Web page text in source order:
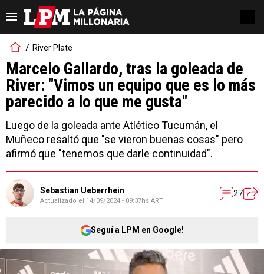
River Plate
Marcelo Gallardo, tras la goleada de
River: "Vimos un equipo que es lo más
parecido a lo que me gusta"
Luego de la goleada ante Atlético Tucumán, el
Muñeco resaltó que "se vieron buenas cosas" pero
afirmó que "tenemos que darle continuidad".
Sebastian Ueberrhein
Actualizado el 14/09/2024 - 09:37hs ART
27
Seguí a LPM en Google!